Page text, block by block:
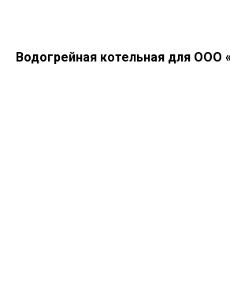
Водогрейная котельная для ООО